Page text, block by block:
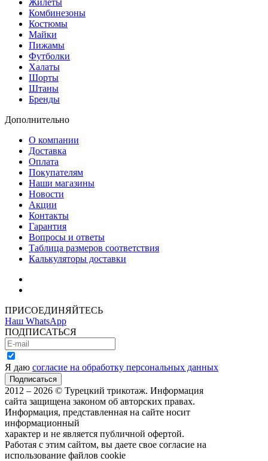
Жилеты
Комбинезоны
Костюмы
Майки
Пижамы
Футболки
Халаты
Шорты
Штаны
Бренды
Дополнительно
О компании
Доставка
Оплата
Покупателям
Наши магазины
Новости
Акции
Контакты
Гарантия
Вопросы и ответы
Таблица размеров соответствия
Калькуляторы доставки
ПРИСОЕДИНЯЙТЕСЬ
Наш WhatsApp
ПОДПИСАТЬСЯ
Я даю согласие на обработку персональных данных
2012 – 2026 © Турецкий трикотаж. Информация
сайта защищена законом об авторских правах.
Информация, представленная на сайте носит
информационный
характер и не является публичной офертой.
Работая с этим сайтом, вы даете свое согласие на
использование файлов cookie